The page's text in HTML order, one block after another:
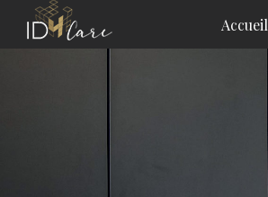
Accueil